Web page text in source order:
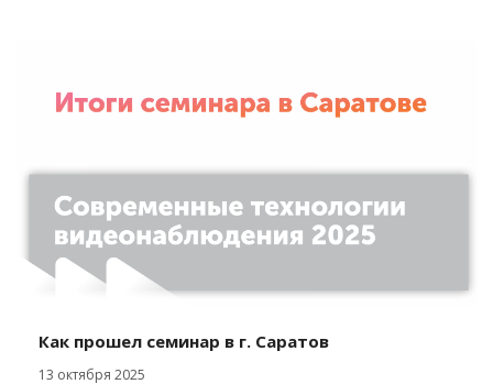
Как прошел семинар в г. Саратов
13 октября 2025